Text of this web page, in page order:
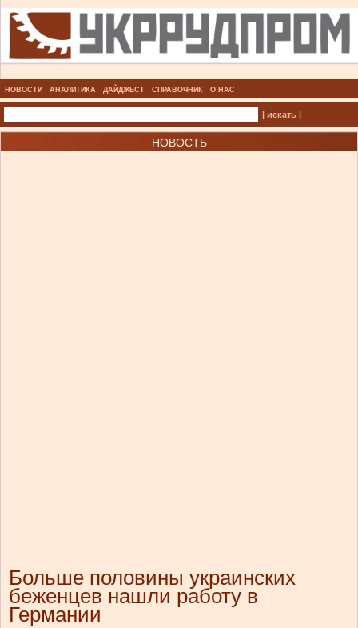
НОВОСТИ АНАЛИТИКА ДАЙДЖЕСТ СПРАВОЧНИК О НАС
| искать |
НОВОСТЬ
Больше половины украинских
беженцев нашли работу в
Германии